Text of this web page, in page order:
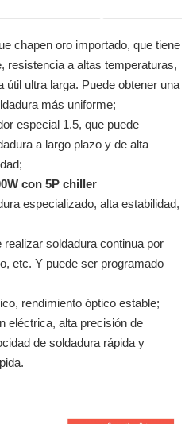
chapen oro importado, que tiene
resistencia a altas temperaturas,
ultra larga. Puede obtener una
más uniforme;
especial 1.5, que puede
a largo plazo y de alta
con 5P chiller
especializado, alta estabilidad,
soldadura continua por
etc. Y puede ser programado
rendimiento óptico estable;
eléctrica, alta precisión de
de soldadura rápida y